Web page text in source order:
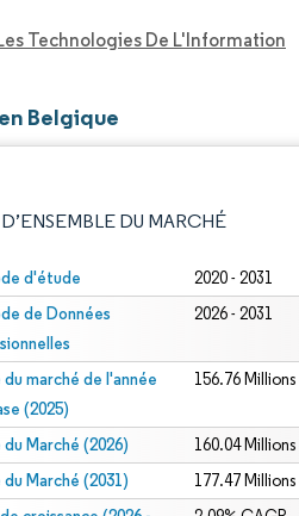
Technologies De L'Information
Belgique
DU MARCHÉ
d'étude 2020 - 2031
de Données
2026 - 2031
du marché de l'année
(2025)
156.76
du Marché (2026) 160.04
du Marché (2031) 177.47
sous CC BY 4.0.